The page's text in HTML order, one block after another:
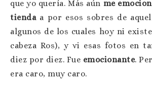
que yo quería. Más aún me
tiendaa por esos sobres de
algunos de los cuales hoy ni
cabeza Ros), y vi esas fotos en
diez por diez. Fue emocionante.
era caro, muy caro.